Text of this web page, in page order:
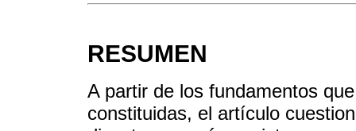
RESUMEN
A partir de los fundamentos
constituidas, el artículo